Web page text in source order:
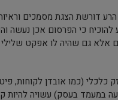
דורשת הצגת מסמכים
להוכיח כי הפרסום אכן נעשה
אלא גם שהיה לו אפקט
כלכלי (כמו אובדן לקוחות,
במעמד בעסק) עשויה להיות